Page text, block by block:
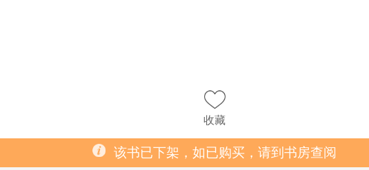
收藏
该书已下架，如已购买，请到书房查阅